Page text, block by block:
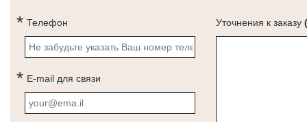
Телефон
E-mail для связи
Уточнения к заказу